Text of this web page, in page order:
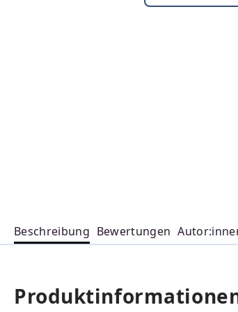
Beschreibung Bewertungen